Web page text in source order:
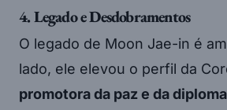
4. Legado e Desdobramentos
O legado de Moon Jae-in é
lado, ele elevou o perfil da
promotora da paz e da